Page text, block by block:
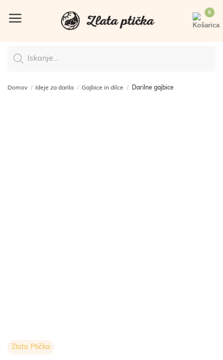
search
Domov / Ideje za darila / Gajbice in dilce / Darilne gajbice
Zlata Ptička